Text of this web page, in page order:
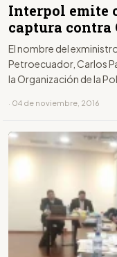
Interpol emite
captura contra
El nombre del
Petroecuador, Carlos
la Organización de la
· 04 de noviembre, 2016